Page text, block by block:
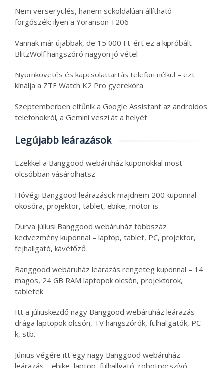
Nem versenyülés, hanem sokoldalúan állítható
forgószék: ilyen a Yoranson T206
Vannak már újabbak, de 15 000 Ft-ért ez a kipróbált
BlitzWolf hangszóró nagyon jó vétel
Nyomkövetés és kapcsolattartás telefon nélkül – ezt
kínálja a ZTE Watch K2 Pro gyerekóra
Szeptemberben eltűnik a Google Assistant az androidos
telefonokról, a Gemini veszi át a helyét
Legújabb leárazások
Ezekkel a Banggood webáruház kuponokkal most
olcsóbban vásárolhatsz
Hóvégi Banggood leárazások majdnem 200 kuponnal –
okosóra, projektor, tablet, ebike, motor is
Durva júliusi Banggood webáruház többszáz
kedvezmény kuponnal – laptop, tablet, PC, projektor,
fejhallgató, kávéfőző
Banggood webáruház leárazás rengeteg kuponnal – 14
magos, 24 GB RAM laptopok olcsón, projektorok,
tabletek
Itt a júliuskezdő nagy Banggood webáruház leárazás –
drága laptopok olcsón, TV hangszórók, fülhallgatók, PC-
k, stb.
Június végére itt egy nagy Banggood webáruház
leárazás – ebike, laptop, fülhallgató, robotporszívó,